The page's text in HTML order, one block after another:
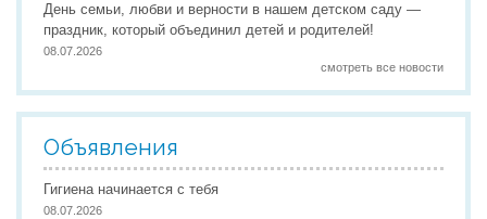
День семьи, любви и верности в нашем детском саду —
праздник, который объединил детей и родителей!
08.07.2026
смотреть все новости
Объявления
Гигиена начинается с тебя
08.07.2026